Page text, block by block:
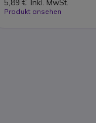
5,89 € Inkl. MwSt.
Produkt ansehen